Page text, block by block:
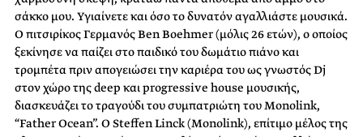
σάκκο μου. Υγιαίνετε και όσο το δυνατόν αγαλλιάστε μουσικά.
Ο πιτσιρίκος Γερμανός Ben Boehmer (μόλις 26 ετών), ο οποίος
ξεκίνησε να παίζει στο παιδικό του δωμάτιο πιάνο και
τρομπέτα πριν απογειώσει την καριέρα του ως γνωστός Dj
στον χώρο της deep και progressive house μουσικής,
διασκευάζει το τραγούδι του συμπατριώτη του Monolink,
“Father Ocean”. O Steffen Linck (Monolink), επίτιμο μέλος της